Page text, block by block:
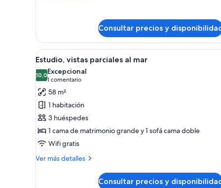
1
cama
de
matrimonio
grande
Consultar precios y
Abrir
todas
las
fotos
de
Estudio,
vistas
parciales
al
mar
Una cama con dosel, un
7
Estudio, vistas parciales al mar
10,010,0 de 10
Excepcional
1 comentario
(1 comentario)
58 m²
1 habitación
3 huéspedes
1 cama de matrimonio grande y 1 sofá cama doble
Wifi gratis
Ver más detalles
Más
Consultar precios y